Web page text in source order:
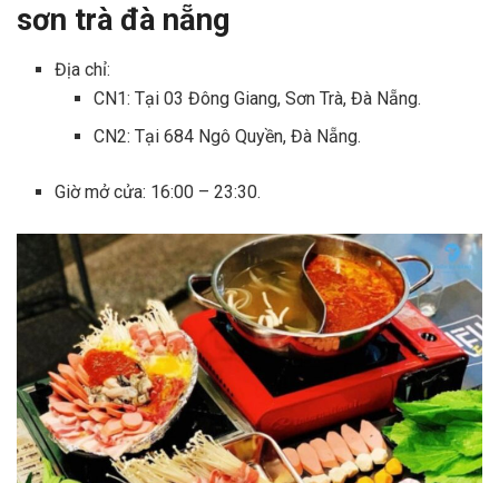
sơn trà đà nẵng
Địa chỉ:
CN1: Tại 03 Đông Giang, Sơn Trà, Đà Nẵng.
CN2: Tại 684 Ngô Quyền, Đà Nẵng.
Giờ mở cửa: 16:00 – 23:30.